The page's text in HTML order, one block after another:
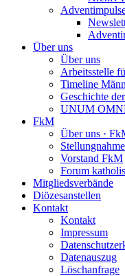
Über uns
Über uns
Arbeitsstelle
Timeline
Geschichte
UNUM
FkM
Über uns ·
Vorstand FkM
Forum
Mitgliedsverbände
Diözesanstellen
Kontakt
Kontakt
Impressum
Datenauszug
Löschanfrage